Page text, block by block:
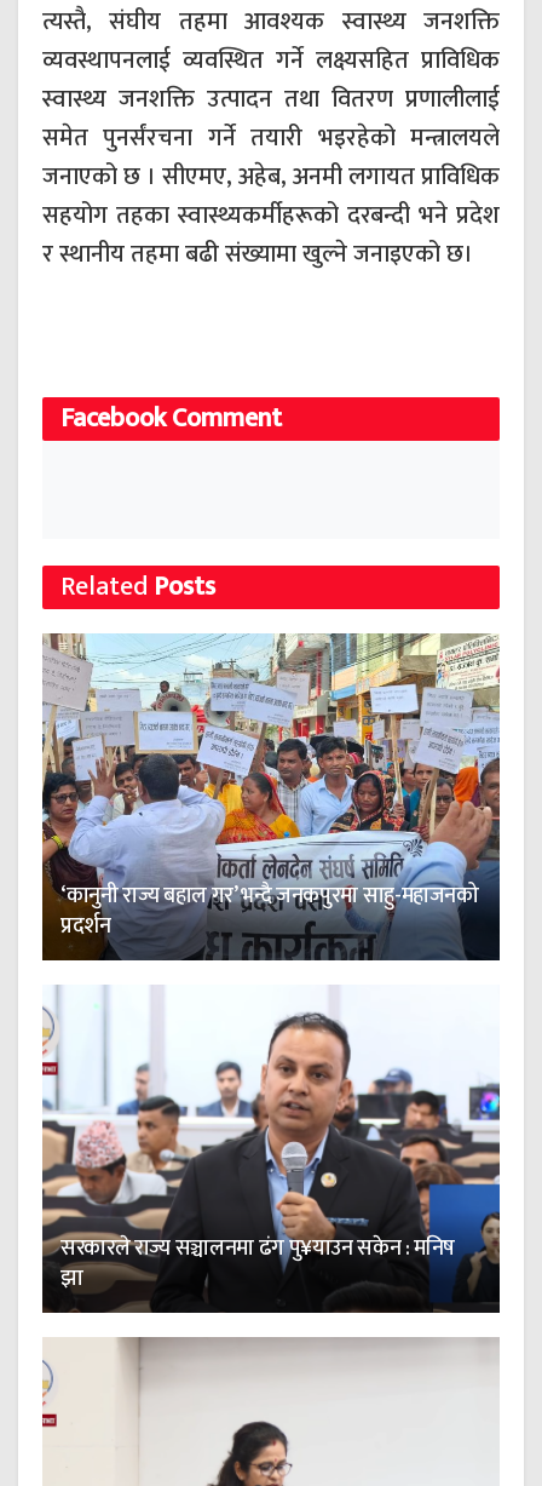
त्यस्तै, संघीय तहमा आवश्यक स्वास्थ्य जनशक्ति
व्यवस्थापनलाई व्यवस्थित गर्ने लक्ष्यसहित प्राविधिक
स्वास्थ्य जनशक्ति उत्पादन तथा वितरण प्रणालीलाई
समेत पुनर्संरचना गर्ने तयारी भइरहेको मन्त्रालयले
जनाएको छ । सीएमए, अहेब, अनमी लगायत प्राविधिक
सहयोग तहका स्वास्थ्यकर्मीहरूको दरबन्दी भने प्रदेश
र स्थानीय तहमा बढी संख्यामा खुल्ने जनाइएको छ।
Facebook Comment
Related Posts
‘कानुनी राज्य बहाल गर’ भन्दै जनकपुरमा साहु-महाजनको
प्रदर्शन
सरकारले राज्य सञ्चालनमा ढंग पु¥याउन सकेन : मनिष
झा